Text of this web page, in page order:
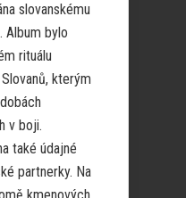
slovanskému
Album bylo
rituálu
kterým
v boji.
také údajné
partnerky. Na